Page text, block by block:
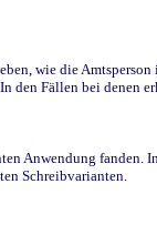
wie die
Fällen bei denen
Anwendung
Schreibvarianten.